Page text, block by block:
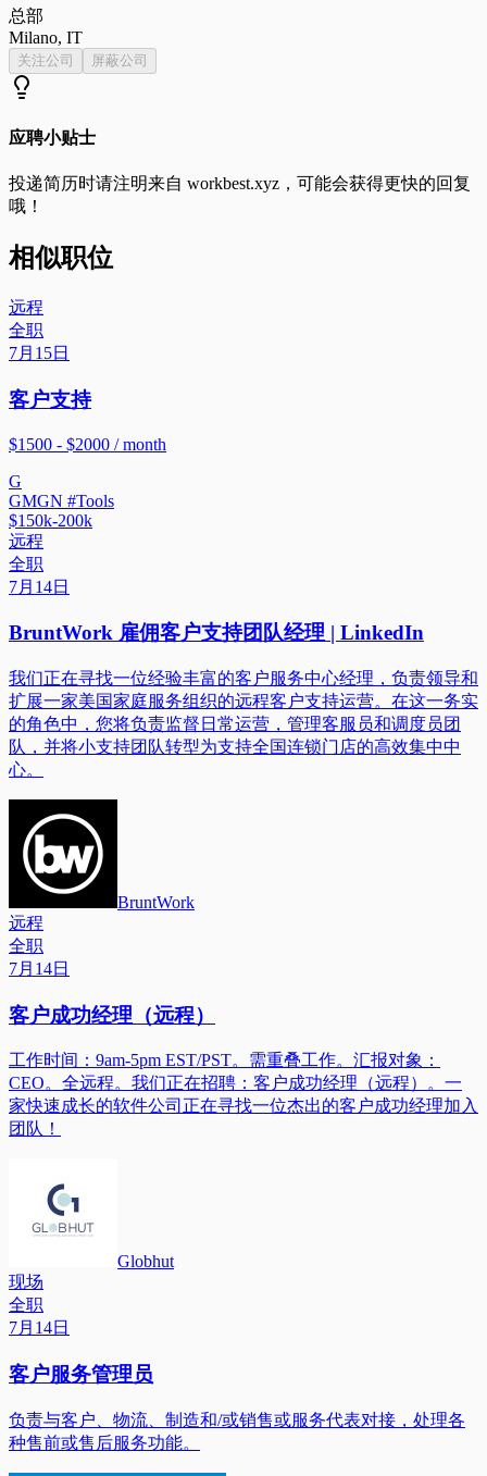
总部
Milano, IT
关注公司 屏蔽公司
应聘小贴士
投递简历时请注明来自 workbest.xyz ，可能会获得更快的回复
哦！
相似职位
远程
全职
7月15日
客户支持
$1500 - $2000 / month
G
GMGN #Tools
$150k-200k
远程
全职
7月14日
BruntWork 雇佣客户支持团队经理 | LinkedIn
我们正在寻找一位经验丰富的客户服务中心经理，负责领导和
扩展一家美国家庭服务组织的远程客户支持运营。在这一务实
的角色中，您将负责监督日常运营，管理客服员和调度员团
队，并将小支持团队转型为支持全国连锁门店的高效集中中
心。
BruntWork
远程
全职
7月14日
客户成功经理（远程）
工作时间：9am-5pm EST/PST。需重叠工作。汇报对象：
CEO。全远程。我们正在招聘：客户成功经理（远程）。一
家快速成长的软件公司正在寻找一位杰出的客户成功经理加入
团队！
Globhut
现场
全职
7月14日
客户服务管理员
负责与客户、物流、制造和/或销售或服务代表对接，处理各
种售前或售后服务功能。